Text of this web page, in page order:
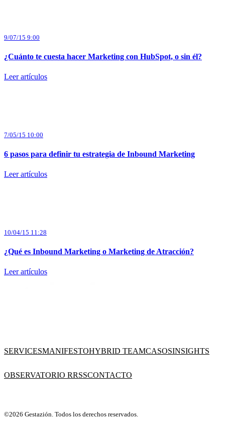
9/07/15 9:00
¿Cuánto te cuesta hacer Marketing con HubSpot, o sin él?
Leer artículos
7/05/15 10:00
6 pasos para definir tu estrategia de Inbound Marketing
Leer artículos
10/04/15 11:28
¿Qué es Inbound Marketing o Marketing de Atracción?
Leer artículos
SERVICESMANIFESTOHYBRID TEAMCASOSINSIGHTS
OBSERVATORIO RRSSCONTACTO
©2026 Gestazión. Todos los derechos reservados.